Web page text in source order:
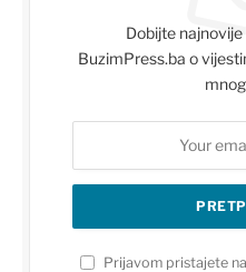
Dobijte
BuzimPress.ba o
Prijavom pristajete